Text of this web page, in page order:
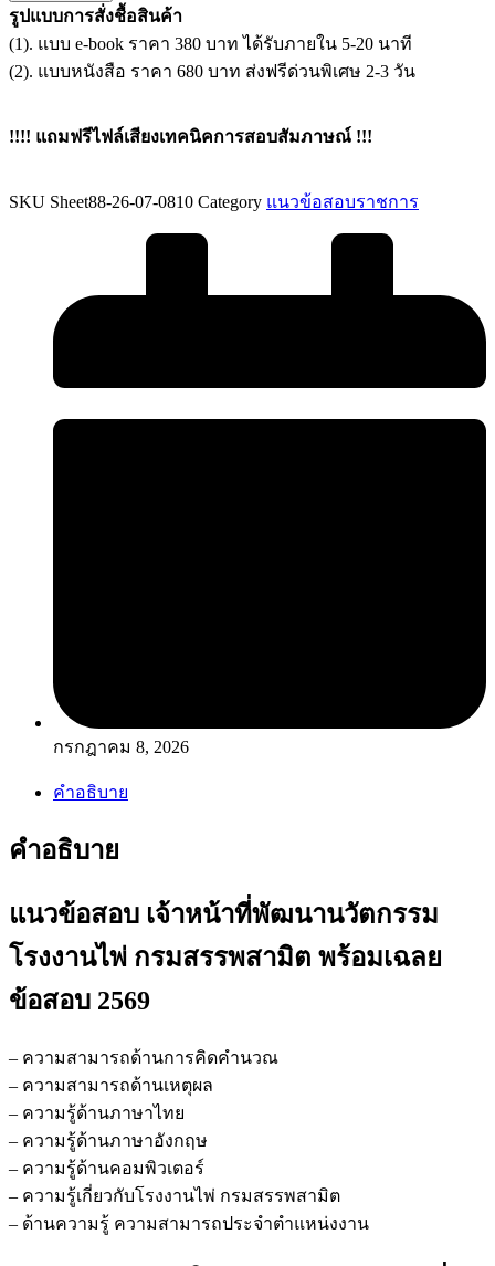
ข้อสอบ
เจ้า
หน้าที่
นวัตกรรม
กรม
รูปแบบการสั่งชื้อสินค้า
(1). แบบ e-book ราคา 380 บาท ได้รับภายใน 5-20 นาที
(2). แบบหนังสือ ราคา 680 บาท ส่งฟรีด่วนพิเศษ 2-3 วัน
!!!! แถมฟรีไฟล์เสียงเทคนิคการสอบสัมภาษณ์ !!!
SKU Sheet88-26-07-0810 Category แนวข้อสอบราชการ
กรกฎาคม 8, 2026
คำอธิบาย
คำอธิบาย
แนวข้อสอบ เจ้าหน้าที่พัฒนานวัตกรรม
โรงงานไพ่ กรมสรรพสามิต พร้อมเฉลย
ข้อสอบ 2569
– ความสามารถด้านการคิดคำนวณ
– ความสามารถด้านเหตุผล
– ความรู้ด้านภาษาไทย
– ความรู้ด้านภาษาอังกฤษ
– ความรู้ด้านคอมพิวเตอร์
– ความรู้เกี่ยวกับโรงงานไพ่ กรมสรรพสามิต
– ด้านความรู้ ความสามารถประจำตำแหน่งงาน